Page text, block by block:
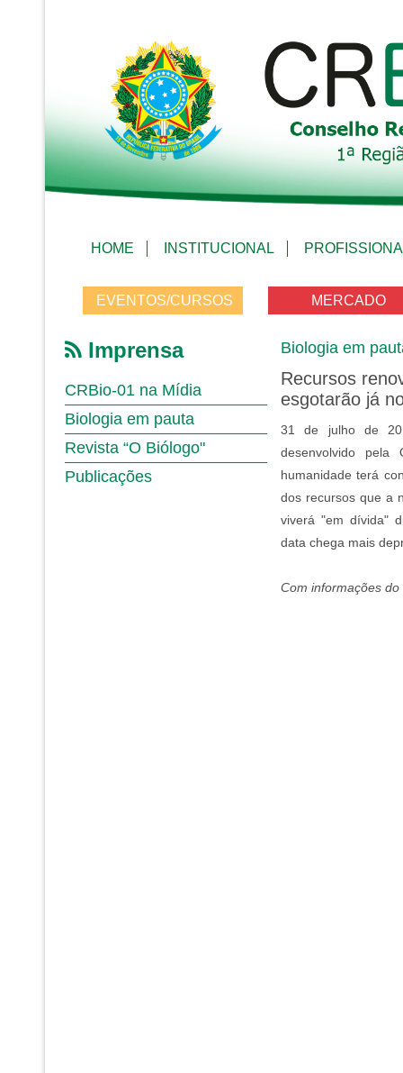
HOME INSTITUCIONAL
EVENTOS/CURSOS MERCADO
Imprensa
CRBio-01 na Mídia
Biologia em pauta
Revista “O Biólogo"
Publicações
Biologia em
Recursos
esgotarão já
31 de julho de
desenvolvido pela
humanidade terá
dos recursos que a
viverá "em dívida"
data chega mais
Com informações do